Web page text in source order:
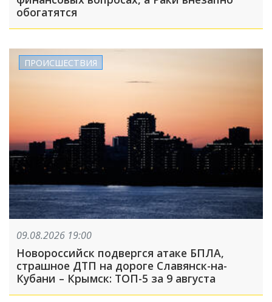
обогатятся
ПРОИСШЕСТВИЯ
09.08.2026 19:00
Новороссийск подвергся атаке БПЛА,
страшное ДТП на дороге Славянск-на-
Кубани – Крымск: ТОП-5 за 9 августа